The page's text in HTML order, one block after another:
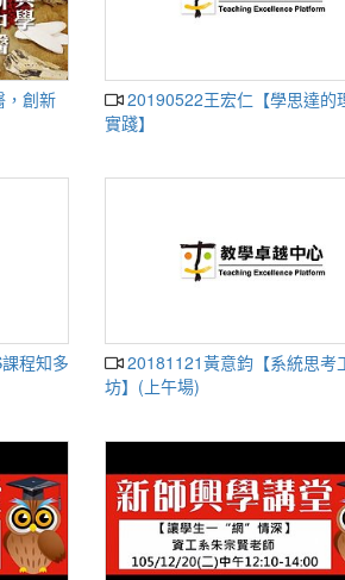
20190522王宏仁【學思達的理念與
實踐】
20181121黃意鈞【系統思考工作
坊】(上午場)